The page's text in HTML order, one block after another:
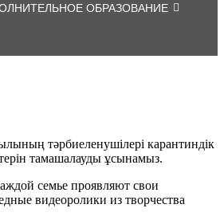
ОБРАЗОВАНИЕ
тәрбиеленушілері карантиндік
тамашалауды ұсынамыз.
семье проявляют свои
видеоролики из творчества